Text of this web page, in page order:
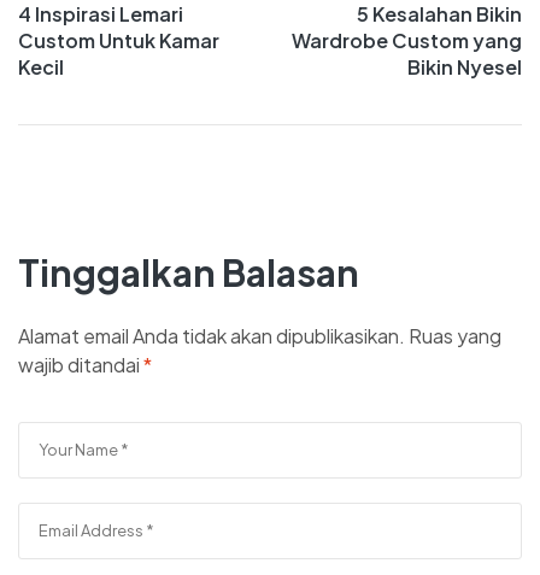
4 Inspirasi Lemari
Custom Untuk Kamar
Kecil
5 Kesalahan Bikin
Wardrobe Custom yang
Bikin Nyesel
Tinggalkan Balasan
Alamat email Anda tidak akan dipublikasikan. Ruas yang
wajib ditandai*